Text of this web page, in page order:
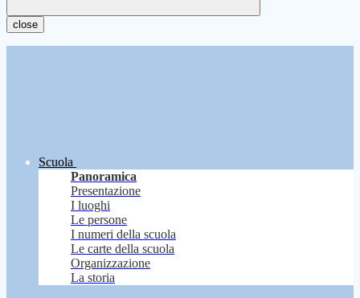
close
Scuola
Panoramica
Presentazione
I luoghi
Le persone
I numeri della scuola
Le carte della scuola
Organizzazione
La storia